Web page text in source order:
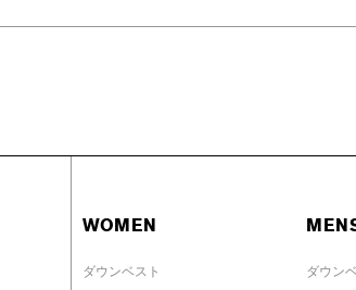
WOMEN
ダウンベスト
ダウン